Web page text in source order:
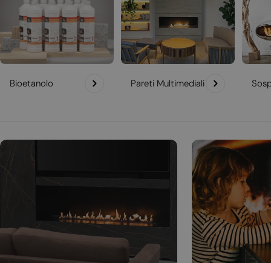
Bioetanolo Pareti Multimediali